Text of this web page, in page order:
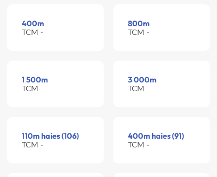
400m
TCM -
800m
TCM -
1 500m
TCM -
3 000m
TCM -
110m haies (106)
TCM -
400m haies (91)
TCM -